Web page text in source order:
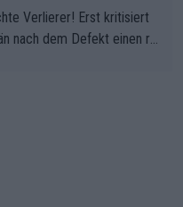
Verlierer! Erst kritisiert
nach dem Defekt einen ro